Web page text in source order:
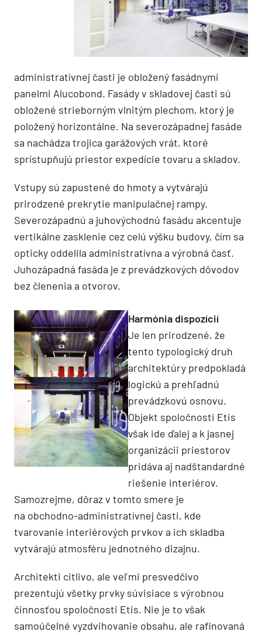
administratívnej časti je obložený fasádnymi
panelmi Alucobond. Fasády v skladovej časti sú
obložené strieborným vlnitým plechom, ktorý je
položený horizontálne. Na severozápadnej fasáde
sa nachádza trojica garážových vrát, ktoré
sprístupňujú priestor expedície tovaru a skladov.
Vstupy sú zapustené do hmoty a vytvárajú
prirodzené prekrytie manipulačnej rampy.
Severozápadnú a juhovýchodnú fasádu akcentuje
vertikálne zasklenie cez celú výšku budovy, čím sa
opticky oddelila administratívna a výrobná časť.
Juhozápadná fasáda je z prevádzkových dôvodov
bez členenia a otvorov.
Harmónia dispozícií
Je len prirodzené, že
tento typologický druh
architektúry predpokladá
logickú a prehľadnú
prevádzkovú osnovu.
Objekt spoločnosti Etis
však ide ďalej a k jasnej
organizácii priestorov
pridáva aj nadštandardné
riešenie interiérov.
Samozrejme, dôraz v tomto smere je
na obchodno-administratívnej časti, kde
tvarovanie interiérových prvkov a ich skladba
vytvárajú atmosféru jednotného dizajnu.
Architekti citlivo, ale veľmi presvedčivo
prezentujú všetky prvky súvisiace s výrobnou
činnosťou spoločnosti Etis. Nie je to však
samoúčelné vyzdvihovanie obsahu, ale rafinovaná